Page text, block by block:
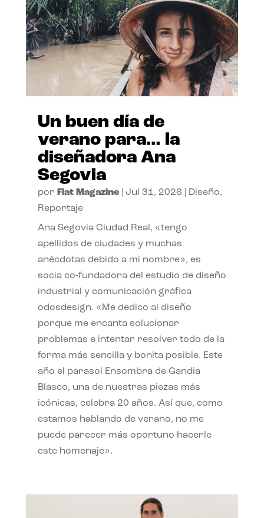
Un buen día de
verano para… la
diseñadora Ana
Segovia
por Flat Magazine| Jul 31, 2026 Diseño,
Reportaje
Ana Segovia Ciudad Real, «tengo
apellidos de ciudades y muchas
anécdotas debido a mi nombre», es
socia co-fundadora del estudio de diseño
industrial y comunicación gráfica
odosdesign. «Me dedico al diseño
porque me encanta solucionar
problemas e intentar resolver todo de la
forma más sencilla y bonita posible. Este
año el parasol Ensombra de Gandia
Blasco, una de nuestras piezas más
icónicas, celebra 20 años. Así que, como
estamos hablando de verano, no me
puede parecer más oportuno hacerle
este homenaje».